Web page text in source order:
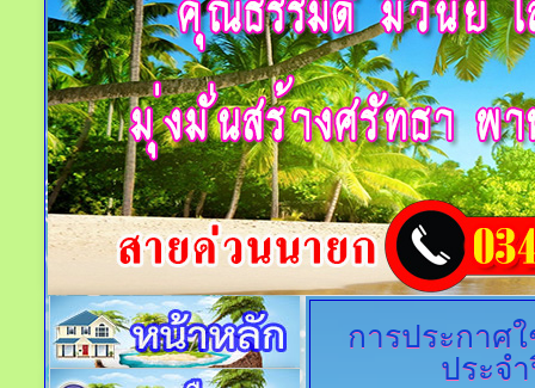
การประกาศ
ประจ